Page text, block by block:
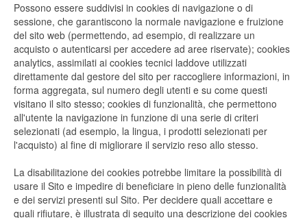
Possono essere suddivisi in cookies di navigazione o di
sessione, che garantiscono la normale navigazione e fruizione
del sito web (permettendo, ad esempio, di realizzare un
acquisto o autenticarsi per accedere ad aree riservate); cookies
analytics, assimilati ai cookies tecnici laddove utilizzati
direttamente dal gestore del sito per raccogliere informazioni, in
forma aggregata, sul numero degli utenti e su come questi
visitano il sito stesso; cookies di funzionalità, che permettono
all'utente la navigazione in funzione di una serie di criteri
selezionati (ad esempio, la lingua, i prodotti selezionati per
l'acquisto) al fine di migliorare il servizio reso allo stesso.
La disabilitazione dei cookies potrebbe limitare la possibilità di
usare il Sito e impedire di beneficiare in pieno delle funzionalità
e dei servizi presenti sul Sito. Per decidere quali accettare e
quali rifiutare, è illustrata di seguito una descrizione dei cookies